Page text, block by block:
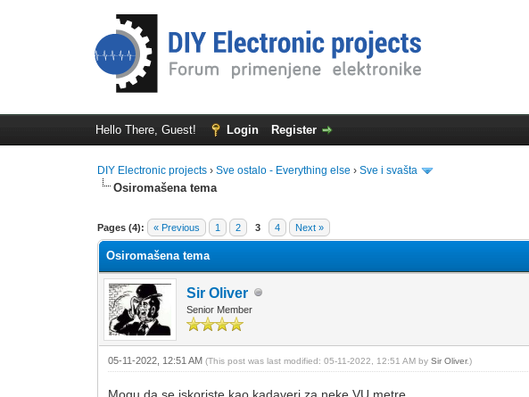
Hello There, Guest! Login Register
DIY Electronic projects ›Sve ostalo - Everything else ›Sve i svašta
Osiromašena tema
Pages (4): « Previous 1 2 3 4 Next »
0 Vote(s) - 0 Average
1
2
3
4
5
Osiromašena tema
Sir Oliver
Senior Member
05-11-2022, 12:51 AM(This post was last modified: 05-11-2022, 12:51 AM bySir Oliver.)